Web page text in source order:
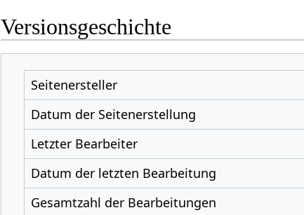
Versionsgeschichte
Seitenersteller
Datum der Seitenerstellung
Letzter Bearbeiter
Datum der letzten Bearbeitung
Gesamtzahl der Bearbeitungen